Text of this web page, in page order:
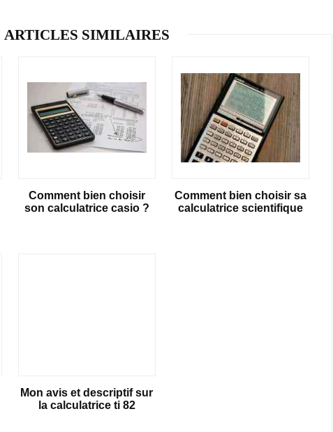
ARTICLES SIMILAIRES
Comment bien choisir
son calculatrice casio ?
Comment bien choisir sa
calculatrice scientifique
Mon avis et descriptif sur
la calculatrice ti 82